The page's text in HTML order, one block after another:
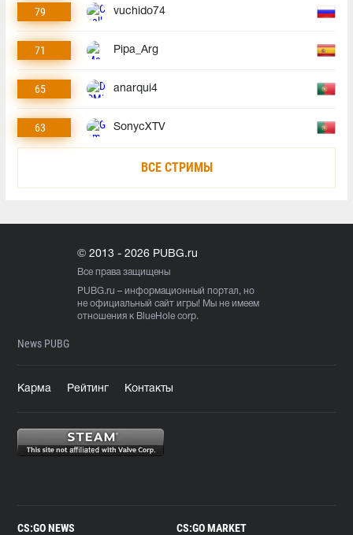
79 vuchido74
71 Pipa_Arg
65 anarqui4
63 SonycXTV
ВСЕ СТРИМЫ
© 2013 - 2026 PUBG.ru
Все права защищены
PUBG.ru – информационный портал, но
не официальный сайт игры! Мы не имеем
отношения к BlueHole corp.
News PUBG
Карма Рейтинг Контакты
CS:GO NEWS CS:GO MARKET